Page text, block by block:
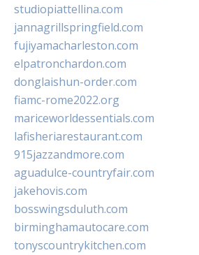
studiopiattellina.com
jannagrillspringfield.com
fujiyamacharleston.com
elpatronchardon.com
donglaishun-order.com
fiamc-rome2022.org
mariceworldessentials.com
lafisheriarestaurant.com
915jazzandmore.com
aguadulce-countryfair.com
jakehovis.com
bosswingsduluth.com
birminghamautocare.com
tonyscountrykitchen.com